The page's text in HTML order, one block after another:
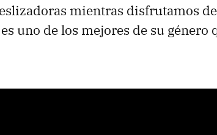
mientras disfrutamos
uno de los mejores de su género